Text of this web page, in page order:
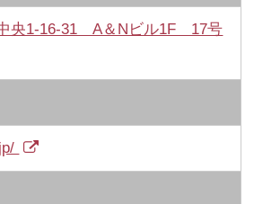
央1-16-31 A＆Nビル1F 17号